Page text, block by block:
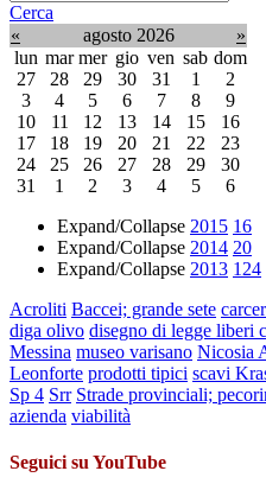
Cerca
«
agosto 2026
»
lun mar mer gio ven sab dom
27
28 29 30 31 1
2
3
4 5 6 7 8
9
10
11 12 13 14 15
16
17
18 19 20 21 22
23
24
25 26 27 28 29
30
31
1 2 3 4 5
6
Expand/Collapse 2015 16
Expand/Collapse 2014 20
Expand/Collapse 2013 124
Acroliti Baccei; grande sete
diga olivo disegno di legge liberi
Messina museo varisano Nicosia
Leonforte prodotti tipici scavi
Sp 4 Srr Strade provinciali;
azienda viabilità
Seguici su YouTube